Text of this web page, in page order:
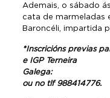
Ademais, o sábado
cata de marmeladas
Baroncéli, impartida
*Inscricións previas
e IGP Terneira
ou no tlf 988414776.